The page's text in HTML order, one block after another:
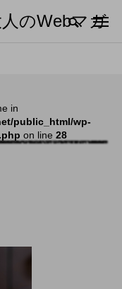
のWebマガ
in
public_html/wp-
on line 28